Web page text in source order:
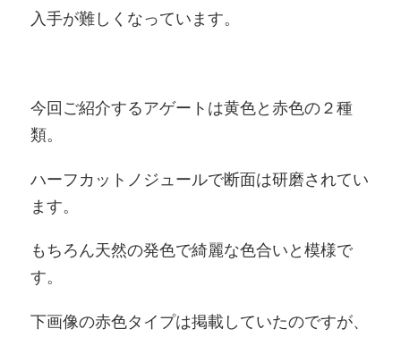
入手が難しくなっています。
今回ご紹介するアゲートは黄色と赤色の２種
類。
ハーフカットノジュールで断面は研磨されてい
ます。
もちろん天然の発色で綺麗な色合いと模様で
す。
下画像の赤色タイプは掲載していたのですが、